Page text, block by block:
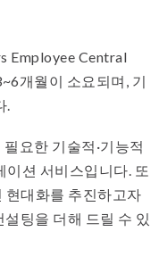
Employee Central
개월이 소요되며, 기
.
요한 기술적·기능적
이션 서비스입니다. 또
현대화를 추진하고자
팅을 더해 드릴 수 있